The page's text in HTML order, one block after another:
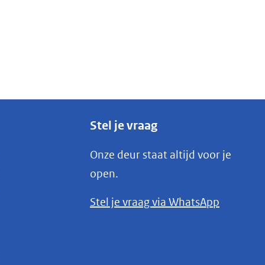
Stel je vraag
Onze deur staat altijd voor je
open.
Stel je vraag via WhatsApp